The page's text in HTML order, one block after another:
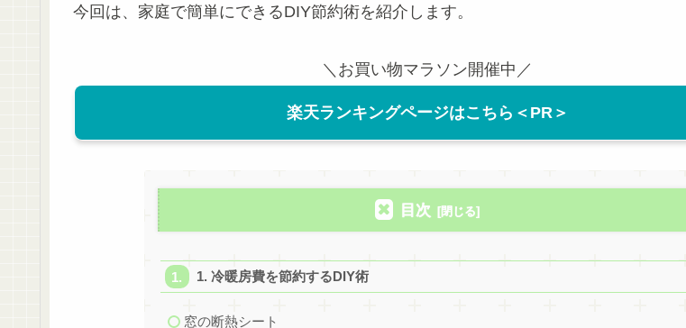
今回は、家庭で簡単にできるDIY節約術を紹介します。
＼お買い物マラソン開催中／
楽天ランキングページはこちら＜PR＞
目次
1. 冷暖房費を節約するDIY術
窓の断熱シート